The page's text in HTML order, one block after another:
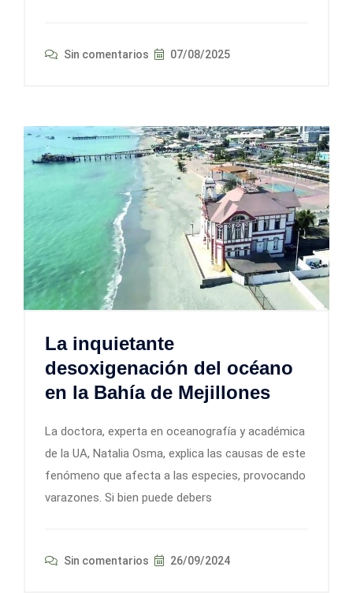
Sin comentarios 07/08/2025
La inquietante
desoxigenación del océano
en la Bahía de Mejillones
La doctora, experta en oceanografía y académica
de la UA, Natalia Osma, explica las causas de este
fenómeno que afecta a las especies, provocando
varazones. Si bien puede debers
Sin comentarios 26/09/2024